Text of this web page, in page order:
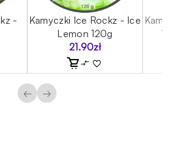
-
Kamyczki Ice Rockz - Ice
Lemon 120g
21.90zł
← →